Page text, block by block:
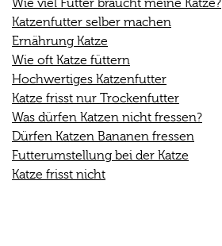
Wie viel Futter braucht meine Katze?
Katzenfutter selber machen
Ernährung Katze
Wie oft Katze füttern
Hochwertiges Katzenfutter
Katze frisst nur Trockenfutter
Was dürfen Katzen nicht fressen?
Dürfen Katzen Bananen fressen
Futterumstellung bei der Katze
Katze frisst nicht